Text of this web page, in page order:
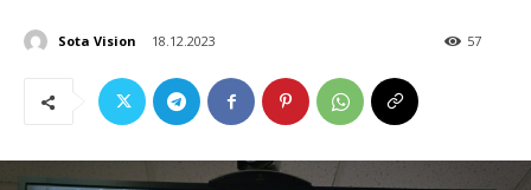
Sota Vision 18.12.2023 57